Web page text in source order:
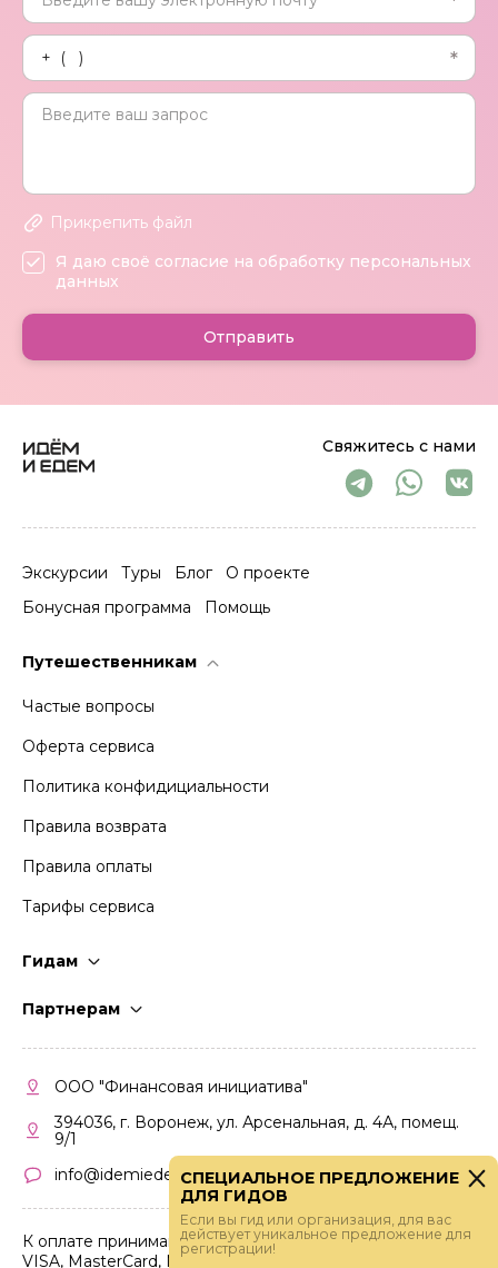
Свяжитесь с нами
Экскурсии Туры Блог
О проекте
Бонусная программа
Помощь
Путешественникам
Частые вопросы
Оферта сервиса
Политика конфидициальности
Правила возврата
Правила оплаты
Тарифы сервиса
Гидам
Партнерам
Кабинет партнера
Правила участия
ООО "Финансовая инициатива"
394036, г. Воронеж, ул. Арсенальная, д. 4А, помещ.
9/1
info@idemiedem.ru
К оплате принимаются карты
VISA, MasterCard, МИР
Прикрепить файл
Я даю своё согласие на обработку персональных
данных
Отправить
СПЕЦИАЛЬНОЕ ПРЕДЛОЖЕНИЕ
ДЛЯ ГИДОВ
Если вы гид или организация, для вас
действует уникальное предложение для
регистрации!